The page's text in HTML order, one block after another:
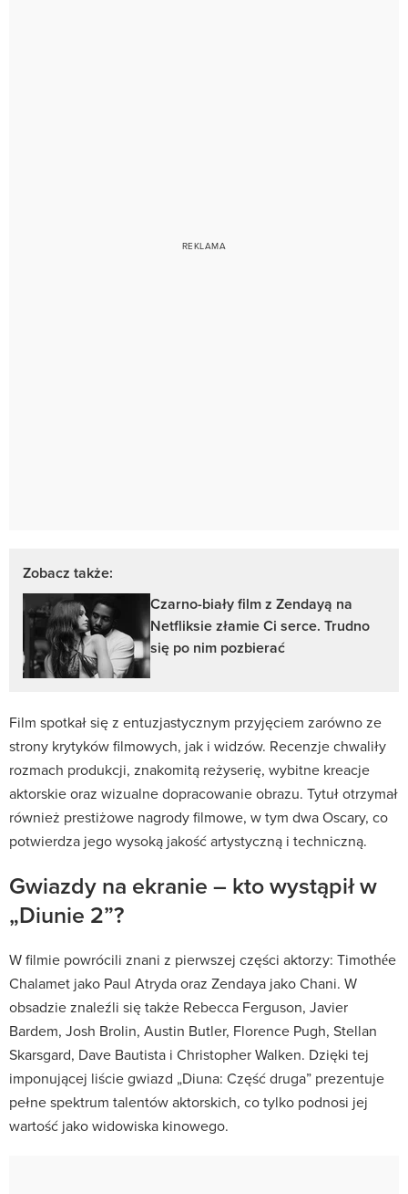
Zobacz także:
Czarno-biały film z Zendayą na
Netfliksie złamie Ci serce. Trudno
się po nim pozbierać
Film spotkał się z entuzjastycznym przyjęciem zarówno ze
strony krytyków filmowych, jak i widzów. Recenzje chwaliły
rozmach produkcji, znakomitą reżyserię, wybitne kreacje
aktorskie oraz wizualne dopracowanie obrazu. Tytuł otrzymał
również prestiżowe nagrody filmowe, w tym dwa Oscary, co
potwierdza jego wysoką jakość artystyczną i techniczną.
Gwiazdy na ekranie – kto wystąpił w
„Diunie 2”?
W filmie powrócili znani z pierwszej części aktorzy: Timothée
Chalamet jako Paul Atryda oraz Zendaya jako Chani. W
obsadzie znaleźli się także Rebecca Ferguson, Javier
Bardem, Josh Brolin, Austin Butler, Florence Pugh, Stellan
Skarsgard, Dave Bautista i Christopher Walken. Dzięki tej
imponującej liście gwiazd „Diuna: Część druga” prezentuje
pełne spektrum talentów aktorskich, co tylko podnosi jej
wartość jako widowiska kinowego.